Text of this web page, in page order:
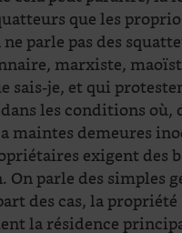
que les
parle pas des
marxiste,
sais-je, et qui
les conditions où,
maintes demeures
exigent des
On parle des simples
des cas, la propriété
la résidence